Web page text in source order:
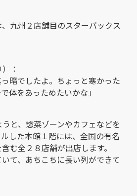
九州２店舗目のスターバックス
：
暗でしたよ。ちょっと寒かった
体をあっためたいかな」
と、惣菜ゾーンやカフェなどを
した本館１階には、全国の有名
む全２８店舗が出店します。
て、あちこちに長い列ができて